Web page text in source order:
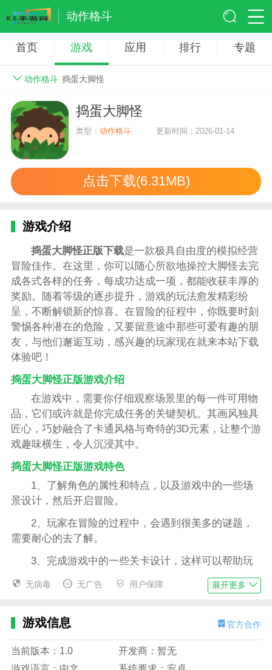
动作格斗
首页 游戏 应用 排行 专题
动作格斗 捣蛋大脚怪
捣蛋大脚怪
类型：动作格斗 更新时间：2026-01-14
点击下载(6.31MB)
游戏介绍
捣蛋大脚怪正版下载是一款极具自由度的模拟经营
冒险佳作。在这里，你可以随心所欲地操控大脚怪去完
成各式各样的任务，每成功达成一项，都能收获丰厚的
奖励。随着等级的逐步提升，游戏的玩法愈发精彩纷
呈，不断解锁新的惊喜。在冒险的征程中，你既要时刻
警惕各种潜在的危险，又要留意途中那些可爱有趣的朋
友，与他们邂逅互动，感兴趣的玩家现在就来本站下载
体验吧！
捣蛋大脚怪正版游戏介绍
在游戏中，需要你仔细观察场景里的每一件可用物
品，它们或许就是你完成任务的关键契机。其画风独具
匠心，巧妙融合了卡通风格与奇特的3D元素，让整个游
戏趣味横生，令人沉浸其中。
捣蛋大脚怪正版游戏特色
1、了解角色的属性和特点，以及游戏中的一些场
景设计，然后开启冒险。
2、玩家在冒险的过程中，会遇到很美多的谜题，
需要耐心的去了解。
3、完成游戏中的一些关卡设计，这样可以帮助玩
随着玩家的闯关，而发生改变。
1、在遇到一些较难的关卡挑战时，玩家可以借用
无病毒 无广告 用户保障 展开更多
游戏信息 官方合作
当前版本：1.0
开发商：暂无